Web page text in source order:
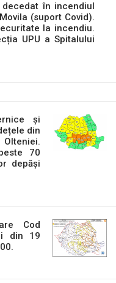
decedat în incendiul
(suport Covid).
la incendiu.
UPU a Spitalului
și
din
70
depăși
Cod
din 19